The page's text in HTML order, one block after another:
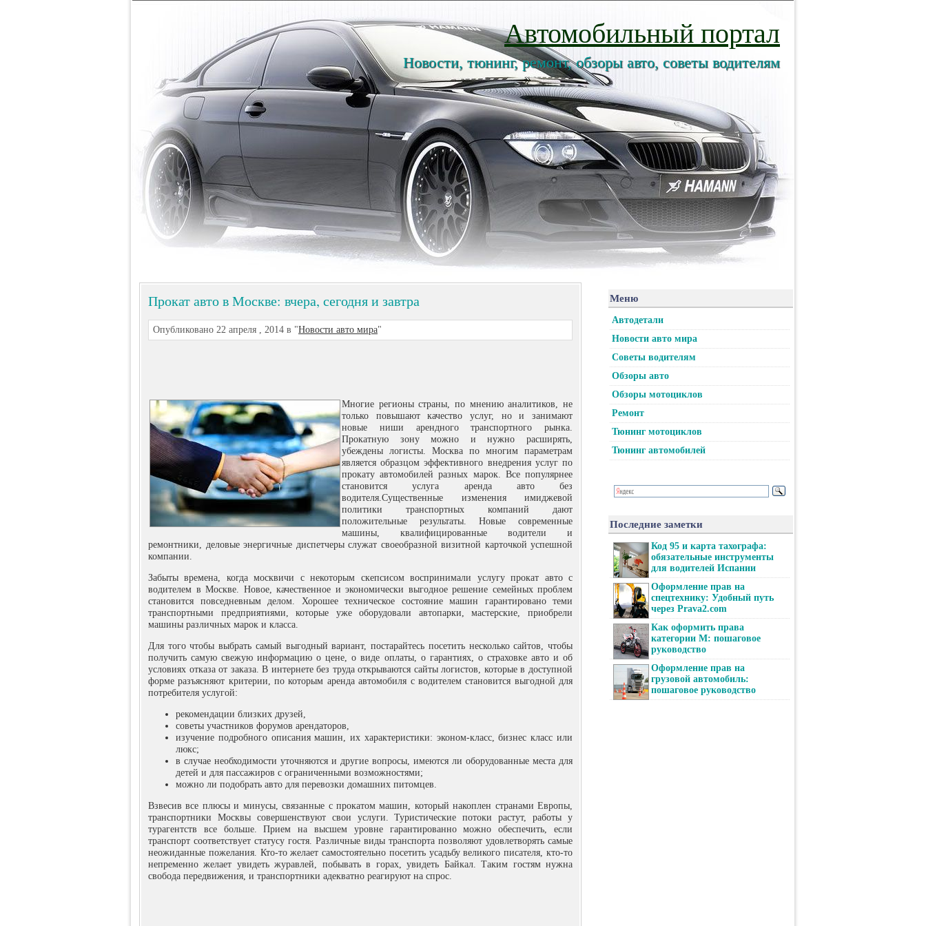
Автомобильный портал
Новости, тюнинг, ремонт, обзоры авто, советы водителям
Прокат авто в Москве: вчера, сегодня и завтра
Опубликовано 22 апреля , 2014 в "Новости авто мира"
Многие регионы страны, по мнению аналитиков, не
только повышают качество услуг, но и занимают
новые ниши арендного транспортного рынка.
Прокатную зону можно и нужно расширять,
убеждены логисты. Москва по многим параметрам
является образцом эффективного внедрения услуг по
прокату автомобилей разных марок. Все популярнее
становится услуга аренда авто без
водителя.Существенные изменения имиджевой
политики транспортных компаний дают
положительные результаты. Новые современные
машины, квалифицированные водители и
ремонтники, деловые энергичные диспетчеры служат своеобразной визитной карточкой успешной
компании.
Забыты времена, когда москвичи с некоторым скепсисом воспринимали услугу прокат авто с
водителем в Москве. Новое, качественное и экономически выгодное решение семейных проблем
становится повседневным делом. Хорошее техническое состояние машин гарантировано теми
транспортными предприятиями, которые уже оборудовали автопарки, мастерские, приобрели
машины различных марок и класса.
Для того чтобы выбрать самый выгодный вариант, постарайтесь посетить несколько сайтов, чтобы
получить самую свежую информацию о цене, о виде оплаты, о гарантиях, о страховке авто и об
условиях отказа от заказа. В интернете без труда открываются сайты логистов, которые в доступной
форме разъясняют критерии, по которым аренда автомобиля с водителем становится выгодной для
потребителя услугой:
рекомендации близких друзей,
советы участников форумов арендаторов,
изучение подробного описания машин, их характеристики: эконом-класс, бизнес класс или
люкс;
в случае необходимости уточняются и другие вопросы, имеются ли оборудованные места для
детей и для пассажиров с ограниченными возможностями;
можно ли подобрать авто для перевозки домашних питомцев.
Взвесив все плюсы и минусы, связанные с прокатом машин, который накоплен странами Европы,
транспортники Москвы совершенствуют свои услуги. Туристические потоки растут, работы у
турагентств все больше. Прием на высшем уровне гарантированно можно обеспечить, если
транспорт соответствует статусу гостя. Различные виды транспорта позволяют удовлетворять самые
неожиданные пожелания. Кто-то желает самостоятельно посетить усадьбу великого писателя, кто-то
непременно желает увидеть журавлей, побывать в горах, увидеть Байкал. Таким гостям нужна
свобода передвижения, и транспортники адекватно реагируют на спрос.
Меню
Автодетали
Новости авто мира
Советы водителям
Обзоры авто
Обзоры мотоциклов
Ремонт
Тюнинг мотоциклов
Тюнинг автомобилей
Последние заметки
Код 95 и карта тахографа:
обязательные инструменты
для водителей Испании
Оформление прав на
спецтехнику: Удобный путь
через Prava2.com
Как оформить права
категории М: пошаговое
руководство
Оформление прав на
грузовой автомобиль:
пошаговое руководство